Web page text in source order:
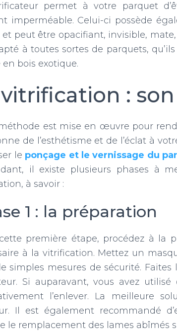
permet à votre parquet
imperméable. Celui-ci possède
et peut être opacifiant, invisible,
à toutes sortes de parquets,
bois exotique.
vitrification :
est mise en œuvre pour
de l’esthétisme et de l’éclat à
le ponçage et le vernissage du
il existe plusieurs phases à
à savoir :
1 : la préparation
première étape, procédez à la
à la vitrification. Mettez un
simples mesures de sécurité. Faites
Si auparavant, vous avez
l’enlever. La meilleure
Il est également recommandé
le remplacement des lames abîmés